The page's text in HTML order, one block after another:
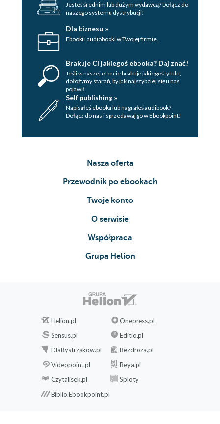
Jesteś średnim lub dużym wydawcą? Dołącz do
naszego systemu dystrybucji!
Dla biznesu »
Ebooki i audiobooki w Twojej firmie.
Brakuje Ci jakiegoś ebooka? Daj znać!
Jeśli w naszej ofercie brakuje jakiegoś tytulu,
dołożymy starań, by jak najszybciej się u nas
pojawił.
Self publishing »
Napisałeś ebooka lub nagrałeś audibook?
Dołącz do nas i sprzedawaj go w Ebookpoint!
Nasza oferta
Przewodnik po ebookach
Twoje konto
O serwisie
Współpraca
Grupa Helion
Helion.pl
Onepress.pl
Sensus.pl
Editio.pl
DlaBystrzakow.pl
Bezdroza.pl
Videopoint.pl
Beya.pl
Czytalisek.pl
Sploty
Biblio.Ebookpoint.pl